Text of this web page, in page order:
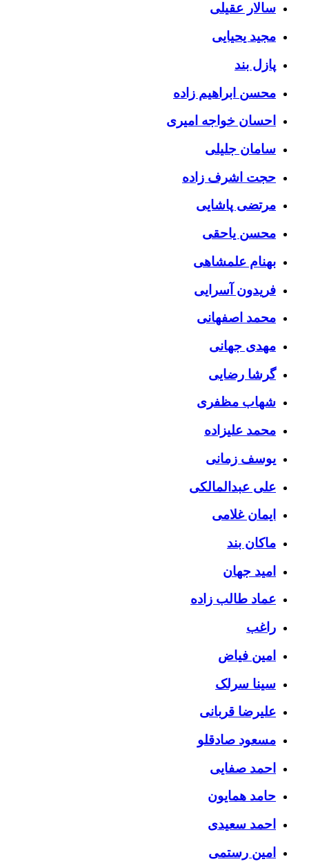
سالار عقیلی
مجید یحیایی
پازل بند
محسن ابراهیم زاده
احسان خواجه امیری
سامان جلیلی
حجت اشرف زاده
مرتضی پاشایی
محسن یاحقی
بهنام علمشاهی
فریدون آسرایی
محمد اصفهانی
مهدی جهانی
گرشا رضایی
شهاب مظفری
محمد علیزاده
یوسف زمانی
علی عبدالمالکی
ایمان غلامی
ماکان بند
امید جهان
عماد طالب زاده
راغب
امین فیاض
سینا سرلک
علیرضا قربانی
مسعود صادقلو
احمد صفایی
حامد همایون
احمد سعیدی
امین رستمی